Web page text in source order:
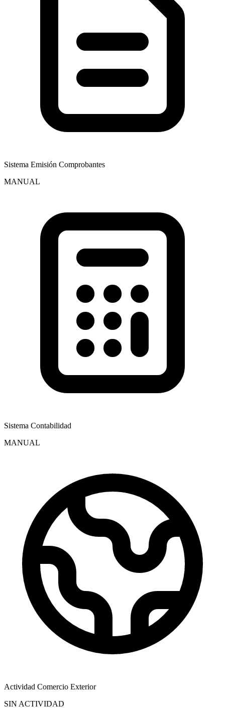
Sistema Emisión Comprobantes
MANUAL
Sistema Contabilidad
MANUAL
Actividad Comercio Exterior
SIN ACTIVIDAD